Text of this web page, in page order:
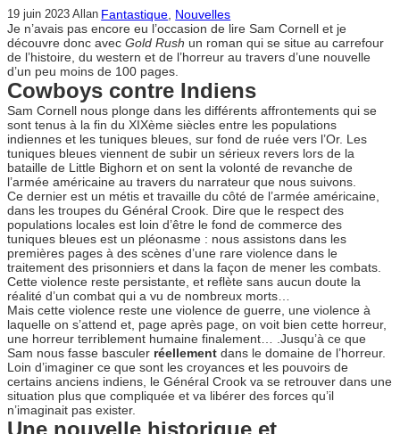
19 juin 2023 Allan Fantastique, Nouvelles
Je n’avais pas encore eu l’occasion de lire Sam Cornell et je
découvre donc avec Gold Rush un roman qui se situe au carrefour
de l’histoire, du western et de l’horreur au travers d’une nouvelle
d’un peu moins de 100 pages.
Cowboys contre Indiens
Sam Cornell nous plonge dans les différents affrontements qui se
sont tenus à la fin du XIXème siècles entre les populations
indiennes et les tuniques bleues, sur fond de ruée vers l’Or. Les
tuniques bleues viennent de subir un sérieux revers lors de la
bataille de Little Bighorn et on sent la volonté de revanche de
l’armée américaine au travers du narrateur que nous suivons.
Ce dernier est un métis et travaille du côté de l’armée américaine,
dans les troupes du Général Crook. Dire que le respect des
populations locales est loin d’être le fond de commerce des
tuniques bleues est un pléonasme : nous assistons dans les
premières pages à des scènes d’une rare violence dans le
traitement des prisonniers et dans la façon de mener les combats.
Cette violence reste persistante, et reflète sans aucun doute la
réalité d’un combat qui a vu de nombreux morts…
Mais cette violence reste une violence de guerre, une violence à
laquelle on s’attend et, page après page, on voit bien cette horreur,
une horreur terriblement humaine finalement… .Jusqu’à ce que
Sam nous fasse basculer réellement dans le domaine de l’horreur.
Loin d’imaginer ce que sont les croyances et les pouvoirs de
certains anciens indiens, le Général Crook va se retrouver dans une
situation plus que compliquée et va libérer des forces qu’il
n’imaginait pas exister.